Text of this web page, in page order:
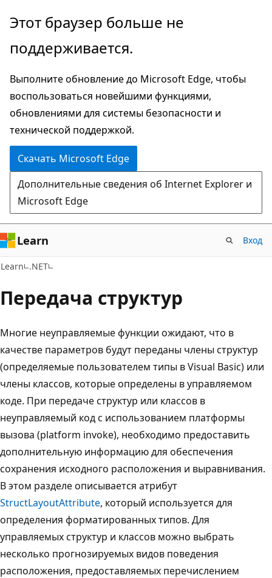
Пропустить
перейти
основному
содержимому
Этот браузер больше не
поддерживается.
Выполните обновление до Microsoft Edge, чтобы
воспользоваться новейшими функциями,
обновлениями для системы безопасности и
технической поддержкой.
Скачать Microsoft Edge
Дополнительные сведения об Internet Explorer и
Microsoft Edge
Learn Вход
Learn .NET
Передача структур
Многие неуправляемые функции ожидают, что в
качестве параметров будут переданы члены структур
(определяемые пользователем типы в Visual Basic) или
члены классов, которые определены в управляемом
коде. При передаче структур или классов в
неуправляемый код с использованием платформы
вызова (platform invoke), необходимо предоставить
дополнительную информацию для обеспечения
сохранения исходного расположения и выравнивания.
В этом разделе описывается атрибут
StructLayoutAttribute, который используется для
определения форматированных типов. Для
управляемых структур и классов можно выбрать
несколько прогнозируемых видов поведения
расположения, предоставляемых перечислением